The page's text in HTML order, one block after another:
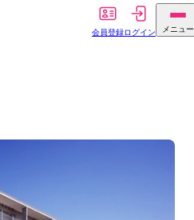
会員登録ログイン メニュー